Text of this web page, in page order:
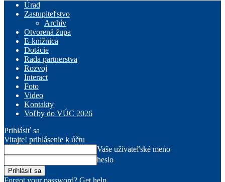
Úrad
Zastupiteľstvo
Archív
Otvorená župa
E-knižnica
Dotácie
Rada partnerstva
Rozvoj
Interact
Foto
Video
Kontakty
Voľby do VÚC 2026
Prihlásiť sa
Vitajte! prihlásenie k účtu
Vaše užívateľské meno
heslo
Forgot your password? Get help